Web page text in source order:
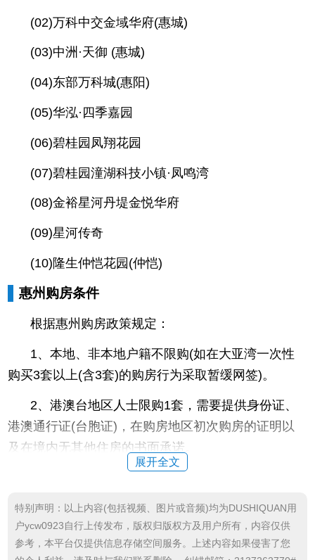
(02)万科中交金域华府(惠城)
(03)中洲·天御 (惠城)
(04)东部万科城(惠阳)
(05)华泓·四季嘉园
(06)碧桂园凤翔花园
(07)碧桂园潼湖科技小镇·凤鸣湾
(08)金裕星河丹堤金悦华府
(09)星河传奇
(10)隆生仲恺花园(仲恺)
惠州购房条件
根据惠州购房政策规定：
1、本地、非本地户籍不限购(如在大亚湾一次性
购买3套以上(含3套)的购房行为采取暂缓网签)。
2、港澳台地区人士限购1套，需要提供身份证、
港澳通行证(台胞证)，在购房地区初次购房的证明以
及在境内无其他住房的书面承诺。
买房流程
展开全文
特别声明：以上内容(包括视频、图片或音频)均为DUSHIQUAN用
户ycw0923自行上传发布，版权归版权方及用户所有，内容仅供
参考，本平台仅提供信息存储空间服务。上述内容如果侵害了您